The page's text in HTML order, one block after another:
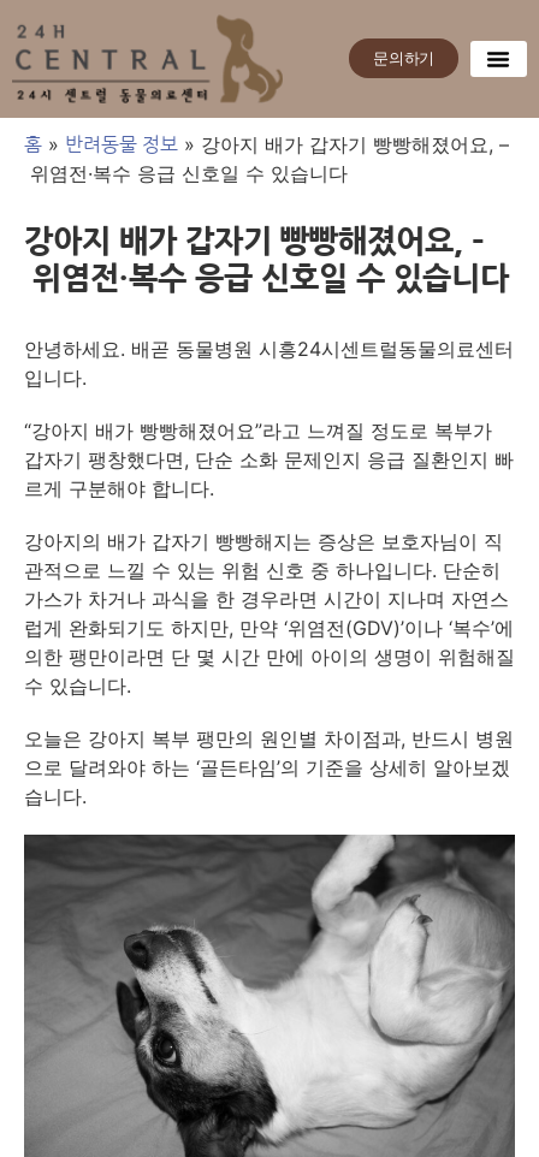
문의하기
홈 » 반려동물 정보 » 강아지 배가 갑자기 빵빵해졌어요, –
위염전·복수 응급 신호일 수 있습니다
강아지 배가 갑자기 빵빵해졌어요, –
위염전·복수 응급 신호일 수 있습니다
안녕하세요. 배곧 동물병원 시흥24시센트럴동물의료센터
입니다.
“강아지 배가 빵빵해졌어요”라고 느껴질 정도로 복부가
갑자기 팽창했다면, 단순 소화 문제인지 응급 질환인지 빠
르게 구분해야 합니다.
강아지의 배가 갑자기 빵빵해지는 증상은 보호자님이 직
관적으로 느낄 수 있는 위험 신호 중 하나입니다. 단순히
가스가 차거나 과식을 한 경우라면 시간이 지나며 자연스
럽게 완화되기도 하지만, 만약 ‘위염전(GDV)’이나 ‘복수’에
의한 팽만이라면 단 몇 시간 만에 아이의 생명이 위험해질
수 있습니다.
오늘은 강아지 복부 팽만의 원인별 차이점과, 반드시 병원
으로 달려와야 하는 ‘골든타임’의 기준을 상세히 알아보겠
습니다.